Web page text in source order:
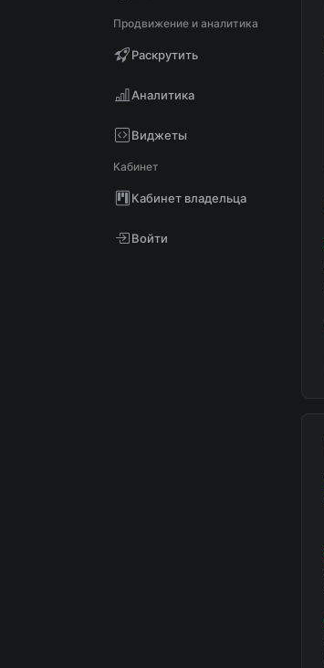
Продвижение и аналитика
Раскрутить
Аналитика
Виджеты
Кабинет
Кабинет владельца
Войти